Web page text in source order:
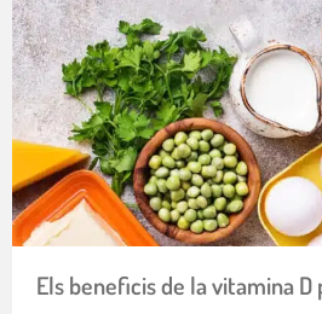
Els beneficis de la vitamina